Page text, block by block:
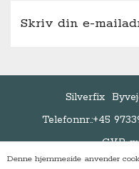
Denne hjemmeside anvender
Silverfix
Telefonnr.:+45
CVR-